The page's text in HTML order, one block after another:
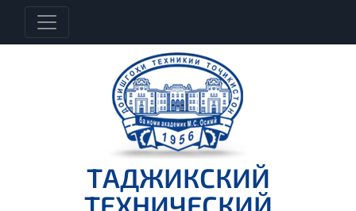
ТАДЖИКСКИЙ